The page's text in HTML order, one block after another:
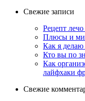
Свежие записи
Рецепт лечо
Плюсы и
Как я делаю
Кто вы по
Как
лайфхаки
Свежие